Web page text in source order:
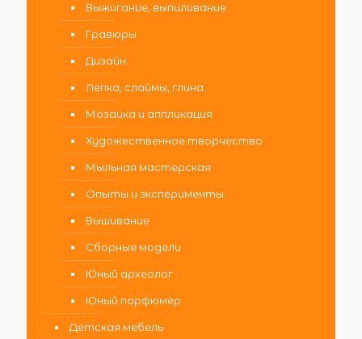
Выжигание, выпиливание
Гравюры
Дизайн
Лепка, слаймы, глина
Мозаика и аппликация
Художественное творчество
Мыльная мастерская
Опыты и эксперименты
Вышивание
Сборные модели
Юный археолог
Юный парфюмер
Детская мебель